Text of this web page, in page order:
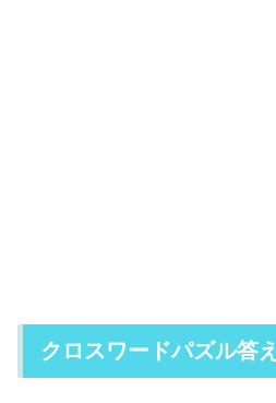
クロスワードパズル答え